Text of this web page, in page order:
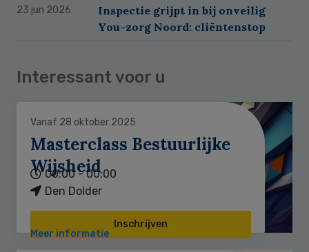
23 jun 2026
Inspectie grijpt in bij onveilig
You-zorg Noord: cliëntenstop
Interessant voor u
Vanaf 28 oktober 2025
Masterclass Bestuurlijke
Wijsheid
00:00 - 00:00
Den Dolder
Inschrijven
Meer informatie